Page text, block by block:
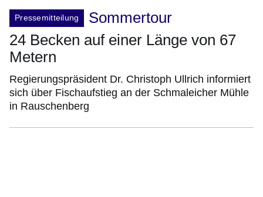
Pressemitteilung
Sommertour
24 Becken auf einer Länge von 67
Metern
Regierungspräsident Dr. Christoph Ullrich informiert
sich über Fischaufstieg an der Schmaleicher Mühle
in Rauschenberg